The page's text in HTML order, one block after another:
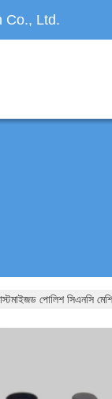
Co., Ltd.
পোলিশ সিএনসি